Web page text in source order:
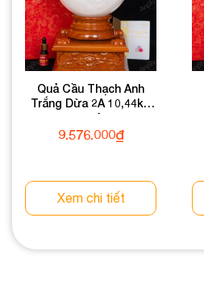
Quả Cầu Thạch Anh
Trắng Dừa 2A 10,44kg
011-0882A-10,44
9.576.000₫
Xem chi tiết